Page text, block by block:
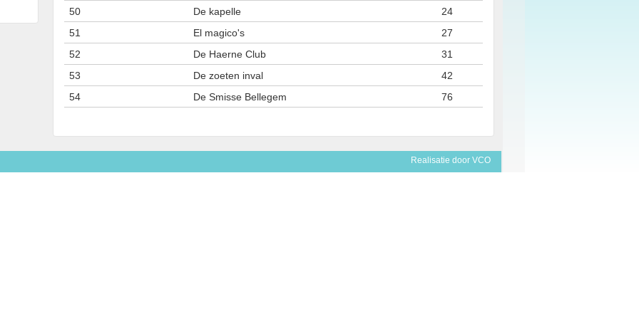
50
De kapelle
24
51
El magico's
27
52
De Haerne Club
31
53
De zoeten inval
42
54
De Smisse Bellegem 76
Realisatie door VCO